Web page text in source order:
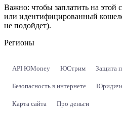
Важно: чтобы заплатить на
или идентифицированный
не подойдет).
Регионы
API ЮMoney ЮСтрим Защита
Безопасность в интернете
Карта сайта Про деньги